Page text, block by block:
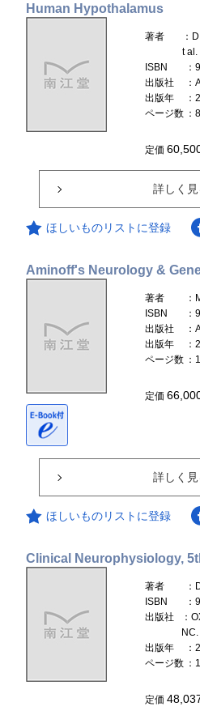
Human Hypothalamus
著者
：
t al.
ISBN
出版社
出版年
ページ数
定価
詳しく見
ほしいものリストに登録
Aminoff's Neurology &
著者
ISBN
出版社
出版年
ページ数
定価
詳しく見
ほしいものリストに登録
Clinical Neurophysiology,
著者
ISBN
出版社
：
NC.
出版年
ページ数 ：
定価